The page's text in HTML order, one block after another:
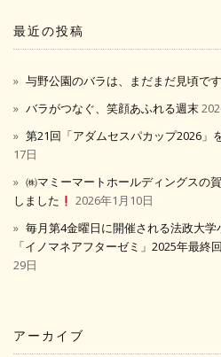
最近の投稿
与野公園のバラは、まだまだ見頃です
バラがつなぐ、笑顔あふれる週末
第21回「アダムセスパカップ2026」
17日
㈱マミーマートホールディングスの
しました
2026年1月10日
毎月第4金曜日に開催される法政大
「イノマネアフターゼミ」2025年最終
29日
アーカイブ